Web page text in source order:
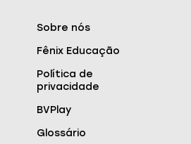
Sobre nós
Fênix Educação
Política de
privacidade
BVPlay
Glossário